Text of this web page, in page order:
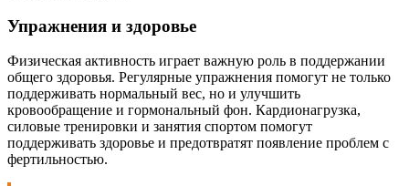
Упражнения и здоровье
Физическая активность играет важную роль в поддержании
общего здоровья. Регулярные упражнения помогут не только
поддерживать нормальный вес, но и улучшить
кровообращение и гормональный фон. Кардионагрузка,
силовые тренировки и занятия спортом помогут
поддерживать здоровье и предотвратят появление проблем с
фертильностью.